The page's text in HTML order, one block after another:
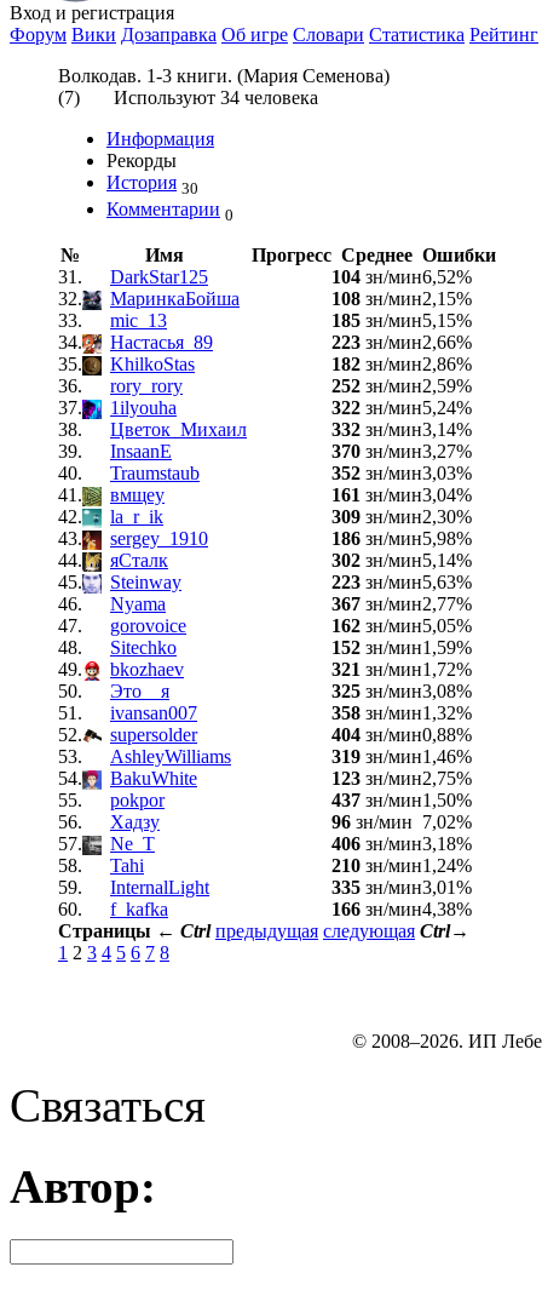
Вход и регистрация
Форум Вики Дозаправка Об игре Словари Статистика Рейтинг
Волкодав. 1-3 книги. (Мария Семенова)
(7) Используют 34 человека
Информация
Рекорды
История 30
Комментарии 0
№ Имя Прогресс Среднее Ошибки
31.
DarkStar125 104 зн/мин6,52%
32.
МаринкаБойша 108 зн/мин2,15%
33.
mic_13 185 зн/мин5,15%
34.
Настасья_89 223 зн/мин2,66%
35.
KhilkoStas 182 зн/мин2,86%
36.
rory_rory 252 зн/мин2,59%
37.
1ilyouha 322 зн/мин5,24%
38.
Цветок_Михаил 332 зн/мин3,14%
39.
InsaanE 370 зн/мин3,27%
40.
Traumstaub 352 зн/мин3,03%
41.
вмщеу 161 зн/мин3,04%
42.
la_r_ik 309 зн/мин2,30%
43.
sergey_1910 186 зн/мин5,98%
44.
яСталк 302 зн/мин5,14%
45.
Steinway 223 зн/мин5,63%
46.
Nyama 367 зн/мин2,77%
47.
gorovoice 162 зн/мин5,05%
48.
Sitechko 152 зн/мин1,59%
49.
bkozhaev 321 зн/мин1,72%
50.
Это__я 325 зн/мин3,08%
51.
ivansan007 358 зн/мин1,32%
52.
supersolder 404 зн/мин0,88%
53.
AshleyWilliams 319 зн/мин1,46%
54.
BakuWhite 123 зн/мин2,75%
55.
pokpor 437 зн/мин1,50%
56.
Хадзу 96 зн/мин 7,02%
57.
Ne_T 406 зн/мин3,18%
58.
Tahi 210 зн/мин1,24%
59.
InternalLight 335 зн/мин3,01%
60.
f_kafka 166 зн/мин4,38%
Страницы ← Ctrl предыдущая следующая Ctrl→
1 2 3 4 5 6 7 8
© 2008–2026. ИП
Связаться
Автор: